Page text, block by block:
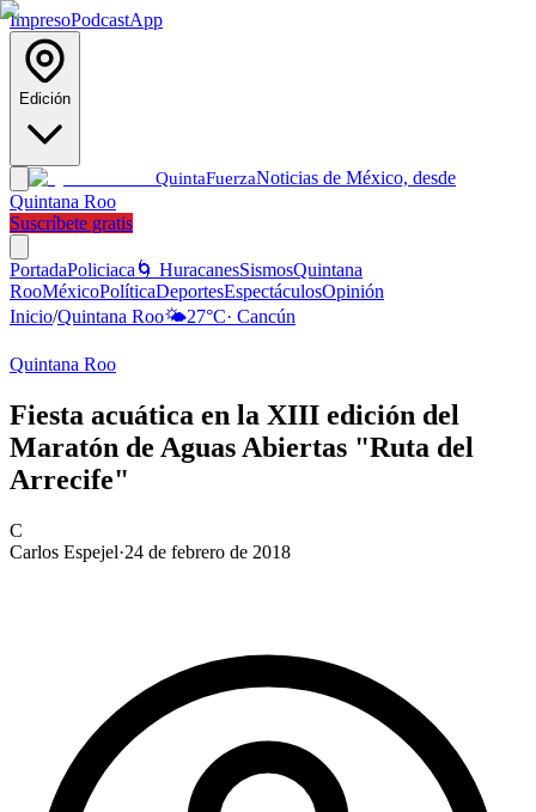
ImpresoPodcastApp
Edición
QuintaFuerzaNoticias de México, desde
Quintana Roo
Suscríbete gratis
PortadaPoliciaca 🌀 HuracanesSismosQuintana
RooMéxicoPolíticaDeportesEspectáculosOpinión
Inicio/Quintana Roo🌤️27°C· Cancún
Quintana Roo
Fiesta acuática en la XIII edición del
Maratón de Aguas Abiertas "Ruta del
Arrecife"
C
Carlos Espejel·24 de febrero de 2018